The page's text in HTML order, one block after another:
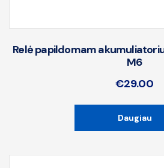
Relė papildomam
M6
€29.00
Daugiau